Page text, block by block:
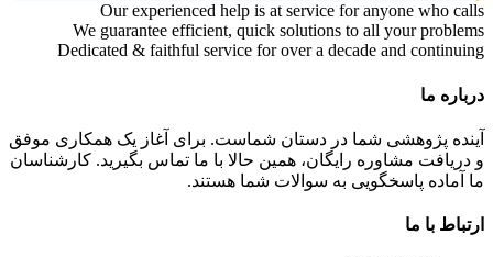
Our experienced help is at service for anyone who calls
We guarantee efficient, quick solutions to all your problems
Dedicated & faithful service for over a decade and continuing
درباره ما
آینده پژوهشی شما در دستان شماست. برای آغاز یک همکاری موفق
و دریافت مشاوره رایگان، همین حالا با ما تماس بگیرید. کارشناسان
ما آماده پاسخگویی به سوالات شما هستند.
ارتباط با ما